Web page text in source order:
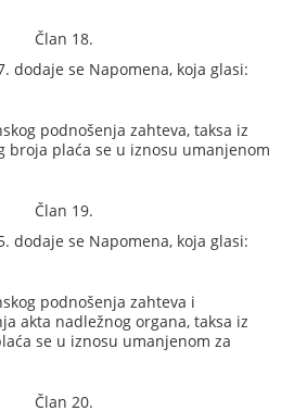
Član 18.
dodaje se Napomena, koja glasi:
podnošenja zahteva, taksa iz
broja plaća se u iznosu umanjenom
Član 19.
dodaje se Napomena, koja glasi:
podnošenja zahteva i
akta nadležnog organa, taksa iz
se u iznosu umanjenom za
Član 20.